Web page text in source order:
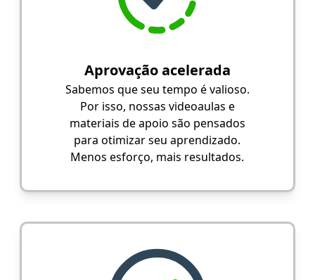
Aprovação acelerada
Sabemos que seu tempo é valioso.
Por isso, nossas videoaulas e
materiais de apoio são pensados
para otimizar seu aprendizado.
Menos esforço, mais resultados.